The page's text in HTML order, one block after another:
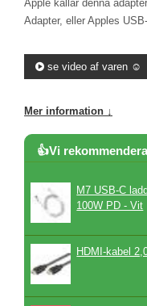
Apple kallar denna
Adapter, eller Apples
se video af varen ☺️
Mer information ↓
👍Vi
M7 USB-C
100W PD - Vit
HDMI-kabel